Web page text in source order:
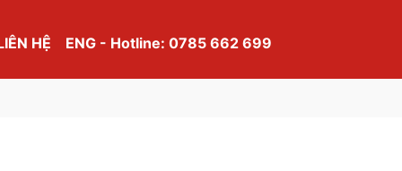
HỆ ENG - Hotline: 0785 662 699